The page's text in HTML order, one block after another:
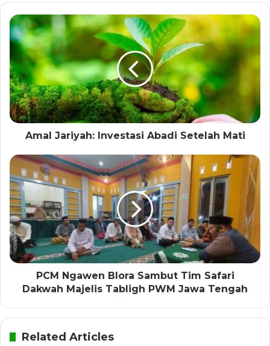
Amal Jariyah: Investasi Abadi Setelah Mati
PCM Ngawen Blora Sambut Tim Safari
Dakwah Majelis Tabligh PWM Jawa Tengah
Related Articles